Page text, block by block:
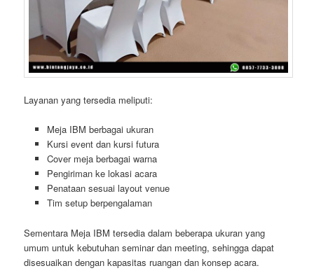
Layanan yang tersedia meliputi:
Meja IBM berbagai ukuran
Kursi event dan kursi futura
Cover meja berbagai warna
Pengiriman ke lokasi acara
Penataan sesuai layout venue
Tim setup berpengalaman
Sementara Meja IBM tersedia dalam beberapa ukuran yang
umum untuk kebutuhan seminar dan meeting, sehingga dapat
disesuaikan dengan kapasitas ruangan dan konsep acara.